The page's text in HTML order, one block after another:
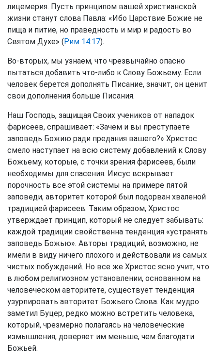
лицемерия. Пусть принципом вашей христианской
жизни станут слова Павла: «Ибо Царствие Божие не
пища и питие, но праведность и мир и радость во
Святом Духе» (Рим 14:17).
Во-вторых, мы узнаем, что чрезвычайно опасно
пытаться добавить что-либо к Слову Божьему. Если
человек берется дополнять Писание, значит, он ценит
свои дополнения больше Писания.
Наш Господь, защищая Своих учеников от нападок
фарисеев, спрашивает: «Зачем и вы преступаете
заповедь Божию ради предания вашего?» Христос
смело наступает на всю систему добавлений к Слову
Божьему, которые, с точки зрения фарисеев, были
необходимы для спасения. Иисус вскрывает
порочность все этой системы на примере пятой
заповеди, авторитет которой был подорван хваленой
традицией фарисеев. Таким образом, Христос
утверждает принцип, который не следует забывать:
каждой традиции свойственна тенденция «устранять
заповедь Божью». Авторы традиций, возможно, не
имели в виду ничего плохого и действовали из самых
чистых побуждений. Но все же Христос ясно учит, что
в любом религиозном установлении, основанном на
человеческом авторитете, существует тенденция
узурпировать авторитет Божьего Слова. Как мудро
заметил Буцер, редко можно встретить человека,
который, чрезмерно полагаясь на человеческие
измышления, доверяет им меньше, чем благодати
Божьей.